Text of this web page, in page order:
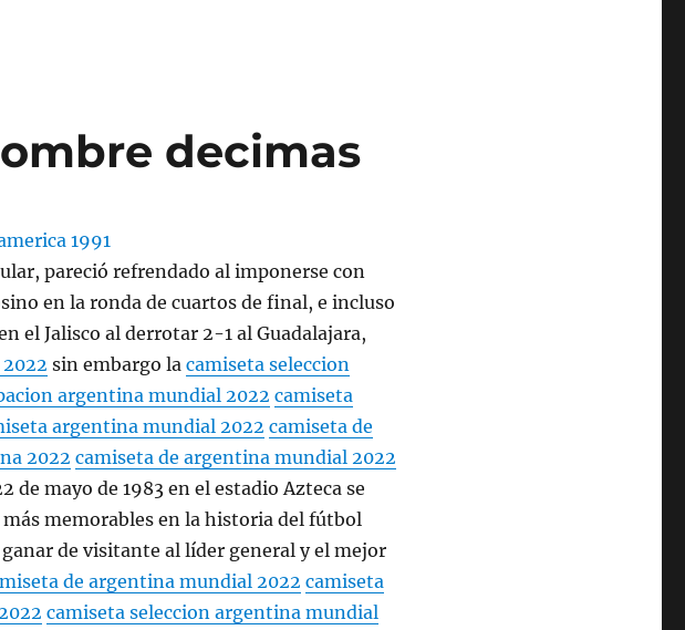
decimas
pareció refrendado al imponerse con
en la ronda de cuartos de final, e incluso
el Jalisco al derrotar 2-1 al Guadalajara,
sin embargo lacamiseta seleccion
argentina mundial 2022 camiseta
argentina mundial 2022 camiseta de
2022 camiseta de argentina mundial 2022
de mayo de 1983 en el estadio Azteca se
memorables en la historia del fútbol
de visitante al líder general y el mejor
de argentina mundial 2022 camiseta
camiseta seleccion argentina mundial